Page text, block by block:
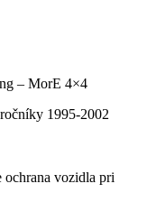
– MorE 4×4
1995-2002
vozidla pri